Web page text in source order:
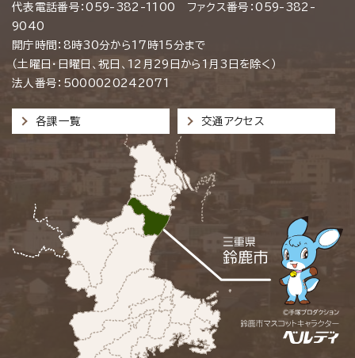
代表電話番号：059-382-1100 ファクス番号：059-382-
9040
開庁時間：8時30分から17時15分まで
（土曜日・日曜日、祝日、12月29日から1月3日を除く）
法人番号：5000020242071
各課一覧 交通アクセス